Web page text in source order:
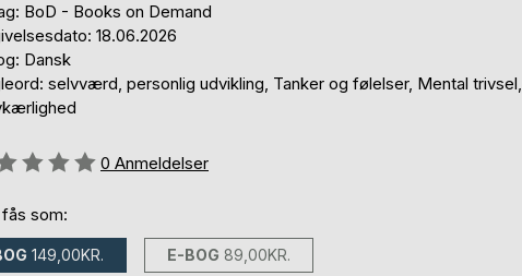
BoD - Books on Demand
18.06.2026
Dansk
selvværd, personlig udvikling, Tanker og følelser, Mental trivsel,
0 Anmeldelser
fås som:
149,00KR. E-BOG 89,00KR.